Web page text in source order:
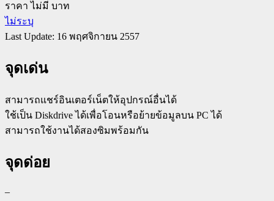
ราคา ไม่มี บาท
ไม่ระบุ
Last Update: 16 พฤศจิกายน 2557
จุดเด่น
สามารถแชร์อินเตอร์เน็ตให้อุปกรณ์อื่นได้
ใช้เป็น Diskdrive ได้เพื่อโอนหรือย้ายข้อมูลบน PC ได้
สามารถใช้งานได้สองซิมพร้อมกัน
จุดด่อย
–